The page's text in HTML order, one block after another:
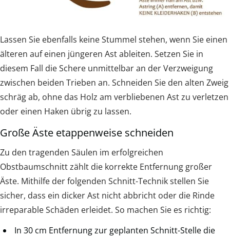
Lassen Sie ebenfalls keine Stummel stehen, wenn Sie einen
älteren auf einen jüngeren Ast ableiten. Setzen Sie in
diesem Fall die Schere unmittelbar an der Verzweigung
zwischen beiden Trieben an. Schneiden Sie den alten Zweig
schräg ab, ohne das Holz am verbliebenen Ast zu verletzen
oder einen Haken übrig zu lassen.
Große Äste etappenweise schneiden
Zu den tragenden Säulen im erfolgreichen
Obstbaumschnitt zählt die korrekte Entfernung großer
Äste. Mithilfe der folgenden Schnitt-Technik stellen Sie
sicher, dass ein dicker Ast nicht abbricht oder die Rinde
irreparable Schäden erleidet. So machen Sie es richtig:
In 30 cm Entfernung zur geplanten Schnitt-Stelle die